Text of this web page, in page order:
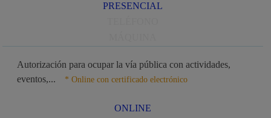
PRESENCIAL
Autorización para ocupar la vía pública con actividades,
eventos,...
* Online con certificado electrónico
ONLINE